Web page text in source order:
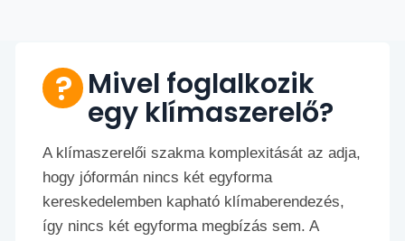
Mivel foglalkozik
egy klímaszerelő?
A klímaszerelői szakma komplexitását az adja,
hogy jóformán nincs két egyforma
kereskedelemben kapható klímaberendezés,
így nincs két egyforma megbízás sem. A